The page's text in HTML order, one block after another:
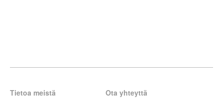
Tietoa meistä Ota yhteyttä